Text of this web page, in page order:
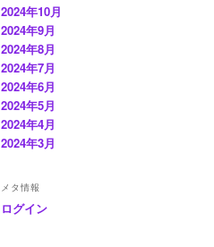
2024年10月
2024年9月
2024年8月
2024年7月
2024年6月
2024年5月
2024年4月
2024年3月
メタ情報
ログイン